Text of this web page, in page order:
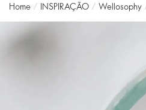
Home / INSPIRAÇÃO / Wellosophy